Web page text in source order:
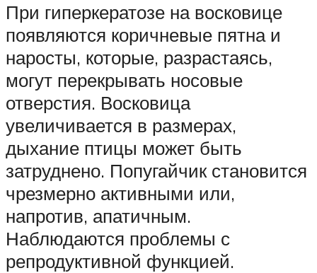
При гиперкератозе на восковице
появляются коричневые пятна и
наросты, которые, разрастаясь,
могут перекрывать носовые
отверстия. Восковица
увеличивается в размерах,
дыхание птицы может быть
затруднено. Попугайчик становится
чрезмерно активными или,
напротив, апатичным.
Наблюдаются проблемы с
репродуктивной функцией.